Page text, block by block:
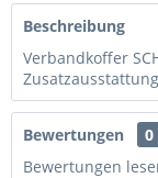
Beschreibung
Verbandkoffer
Bewertungen
0
Bewertungen